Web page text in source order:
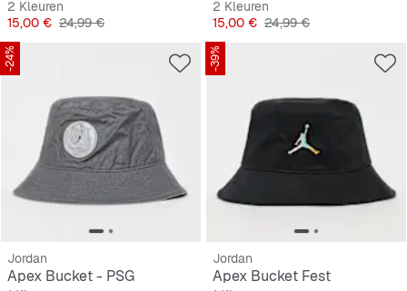
2 Kleuren
Prijs
15,00 € Originele Prijs
24,99 €
2 Kleuren
Prijs
15,00 € Originele Prijs
24,99 €
-24%
Jordan
Apex Bucket - PSG
-39%
Jordan
Apex Bucket Fest